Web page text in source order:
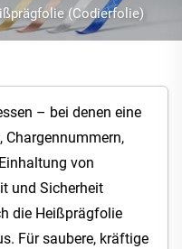
(Codierfolie)
– bei denen eine
Chargennummern,
von
und Sicherheit
die Heißprägfolie
Für saubere, kräftige